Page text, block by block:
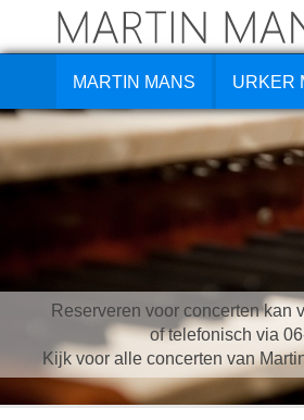
MARTIN MANS URKER
Reserveren voor concerten kan
of telefonisch via
Kijk voor alle concerten van